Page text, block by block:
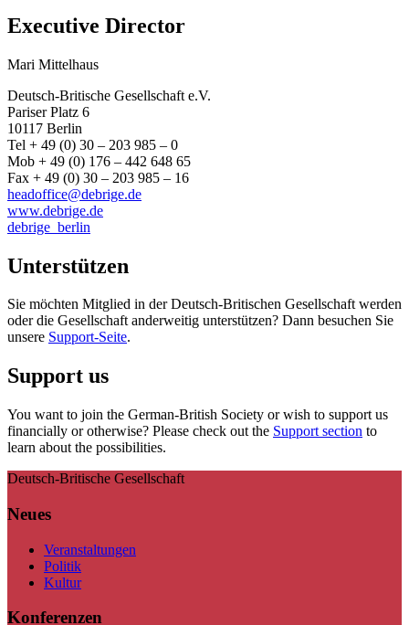
Executive Director
Mari Mittelhaus
Deutsch-Britische Gesellschaft e.V.
Pariser Platz 6
10117 Berlin
Tel + 49 (0) 30 – 203 985 – 0
Mob + 49 (0) 176 – 442 648 65
Fax + 49 (0) 30 – 203 985 – 16
headoffice@debrige.de
www.debrige.de
debrige_berlin
Unterstützen
Sie möchten Mitglied in der Deutsch-Britischen Gesellschaft werden
oder die Gesellschaft anderweitig unterstützen? Dann besuchen Sie
unsere Support-Seite.
Support us
You want to join the German-British Society or wish to support us
financially or otherwise? Please check out the Support section to
learn about the possibilities.
Deutsch-Britische Gesellschaft
Neues
Veranstaltungen
Politik
Kultur
Konferenzen